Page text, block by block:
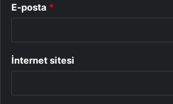
E-posta *
İnternet sitesi